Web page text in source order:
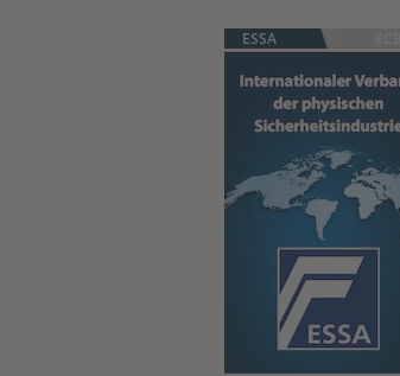
ESSA